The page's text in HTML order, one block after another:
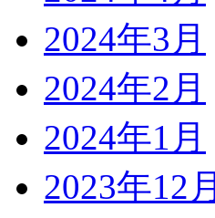
2024年3月
2024年2月
2024年1月
2023年12月